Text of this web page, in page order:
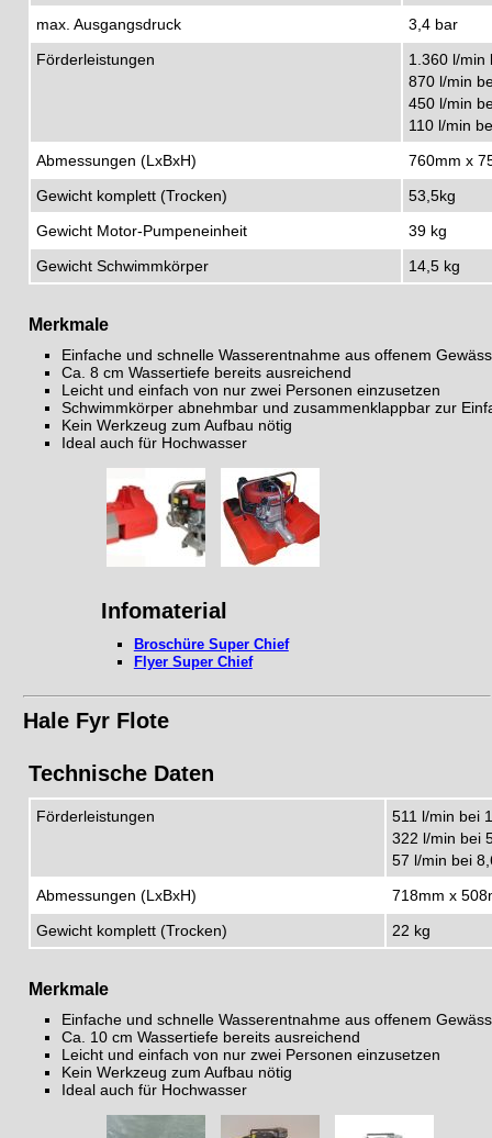
max. Ausgangsdruck
3,4 bar
Förderleistungen
1.360 l/min
870 l/min
450 l/min
110 l/min
Abmessungen (LxBxH)
760mm x
Gewicht komplett (Trocken)
53,5kg
Gewicht Motor-Pumpeneinheit
39 kg
Gewicht Schwimmkörper
14,5 kg
Merkmale
Einfache und schnelle Wasserentnahme aus offenem
Ca. 8 cm Wassertiefe bereits ausreichend
Leicht und einfach von nur zwei Personen einzusetzen
Schwimmkörper abnehmbar und zusammenklappbar zur
Kein Werkzeug zum Aufbau nötig
Ideal auch für Hochwasser
Infomaterial
Broschüre Super Chief
Flyer Super Chief
Hale Fyr Flote
Technische Daten
Förderleistungen
511 l/min bei
322 l/min bei
57 l/min bei
Abmessungen (LxBxH)
718mm x
Gewicht komplett (Trocken)
22 kg
Merkmale
Einfache und schnelle Wasserentnahme aus offenem
Ca. 10 cm Wassertiefe bereits ausreichend
Leicht und einfach von nur zwei Personen einzusetzen
Kein Werkzeug zum Aufbau nötig
Ideal auch für Hochwasser